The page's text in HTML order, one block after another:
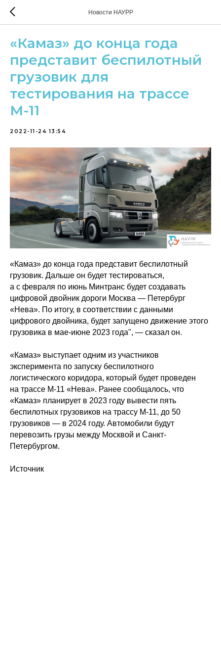
Новости НАУРР
«Камаз» до конца года
представит беспилотный
грузовик для
тестирования на трассе
М-11
2022-11-24 13:54
«Камаз» до конца года представит беспилотный
грузовик. Дальше он будет тестироваться,
а с февраля по июнь Минтранс будет создавать
цифровой двойник дороги Москва — Петербург
«Нева». По итогу, в соответствии с данными
цифрового двойника, будет запущено движение этого
грузовика в мае-июне 2023 года", — сказал он.
«Камаз» выступает одним из участников
эксперимента по запуску беспилотного
логистического коридора, который будет проведен
на трассе М-11 «Нева». Ранее сообщалось, что
«Камаз» планирует в 2023 году вывести пять
беспилотных грузовиков на трассу М-11, до 50
грузовиков — в 2024 году. Автомобили будут
перевозить грузы между Москвой и Санкт-
Петербургом.
Источник